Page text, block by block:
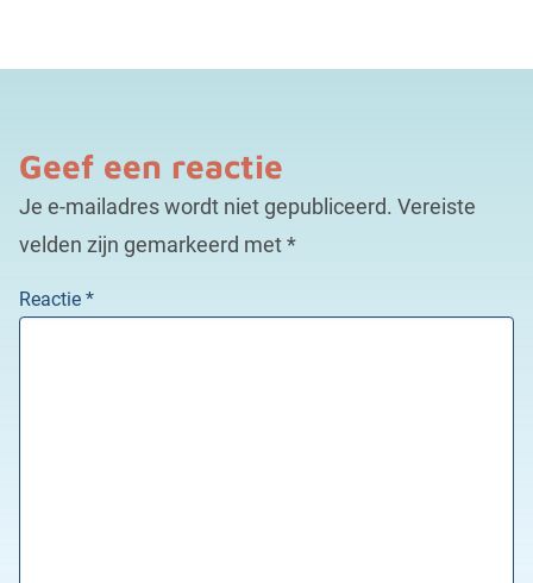
Geef een reactie
Je e-mailadres wordt niet gepubliceerd. Vereiste
velden zijn gemarkeerd met*
Reactie *